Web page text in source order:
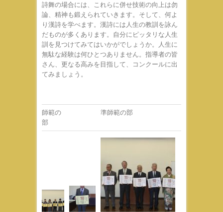
詩舞の場合には、これらに併せ技術の向上は勿
論、精神も鍛えられていきます。そして、何よ
り漢詩を学べます。漢詩には人生の教訓を詠ん
だものが多くあります。自分にピッタリな人生
訓を見つけてみてはいかがでしょうか。人生に
無駄な経験は何ひとつありません。指導者の皆
さん、更なる高みを目指して、コンクールに出
てみましょう。
師範の
部
準師範の部